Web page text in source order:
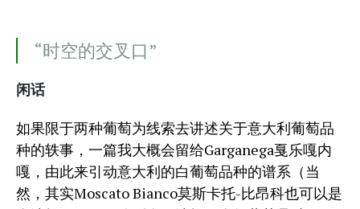
“时空的交叉口”
闲话
如果限于两种葡萄为线索去讲述关于意大利葡萄品
种的轶事，一篇我大概会留给Garganega戛乐嘎内
嘎，由此来引动意大利的白葡萄品种的谱系（当
然，其实Moscato Bianco莫斯卡托-比昂科也可以是